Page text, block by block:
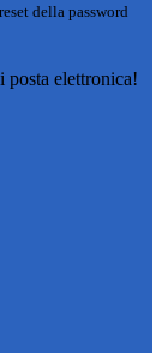
della password
posta elettronica!